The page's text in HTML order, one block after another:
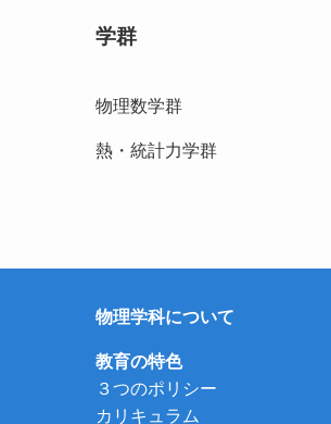
学群
物理数学群
熱・統計力学群
物理学科について
教育の特色
３つのポリシー
カリキュラム